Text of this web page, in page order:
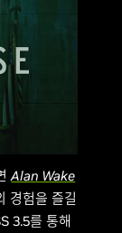
Alan Wake
경험을 즐길
3.5를 통해